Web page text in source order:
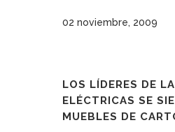
02 noviembre, 2009
LOS LÍDERES DE
ELÉCTRICAS SE
MUEBLES DE